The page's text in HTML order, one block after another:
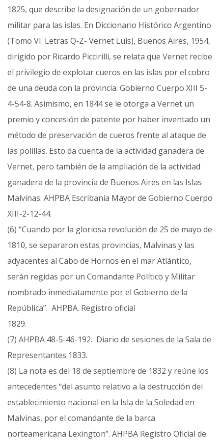
1825, que describe la designación de un gobernador
militar para las islas. En Diccionario Histórico Argentino
(Tomo VI. Letras Q-Z- Vernet Luis), Buenos Aires, 1954,
dirigido por Ricardo Piccirilli, se relata que Vernet recibe
el privilegio de explotar cueros en las islas por el cobro
de una deuda con la provincia. Gobierno Cuerpo XIII 5-
4-54-8. Asimismo, en 1844 se le otorga a Vernet un
premio y concesión de patente por haber inventado un
método de preservación de cueros frente al ataque de
las polillas. Esto da cuenta de la actividad ganadera de
Vernet, pero también de la ampliación de la actividad
ganadera de la provincia de Buenos Aires en las Islas
Malvinas. AHPBA Escribanía Mayor de Gobierno Cuerpo
XIII-2-12-44.
(6) “Cuando por la gloriosa revolución de 25 de mayo de
1810, se separaron estas provincias, Malvinas y las
adyacentes al Cabo de Hornos en el mar Atlántico,
serán regidas por un Comandante Político y Militar
nombrado inmediatamente por el Gobierno de la
República”. AHPBA. Registro oficial
1829.
(7) AHPBA 48-5-46-192. Diario de sesiones de la Sala de
Representantes 1833.
(8) La nota es del 18 de septiembre de 1832 y reúne los
antecedentes “del asunto relativo a la destrucción del
establecimiento nacional en la Isla de la Soledad en
Malvinas, por el comandante de la barca
norteamericana Lexington”. AHPBA Registro Oficial de